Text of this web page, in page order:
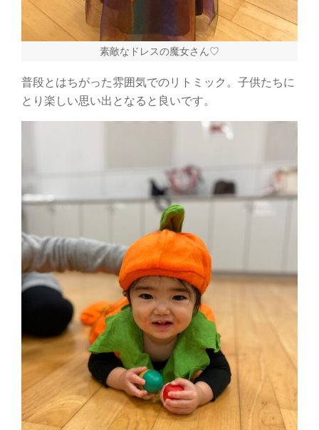
素敵なドレスの魔女さん♡
普段とはちがった雰囲気でのリトミック。子供たちに
とり楽しい思い出となると良いです。